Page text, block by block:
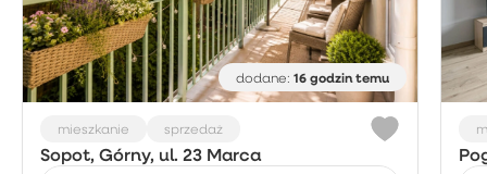
dodane: 16 godzin temu
mieszkanie sprzedaż
Sopot, Górny, ul. 23 Marca